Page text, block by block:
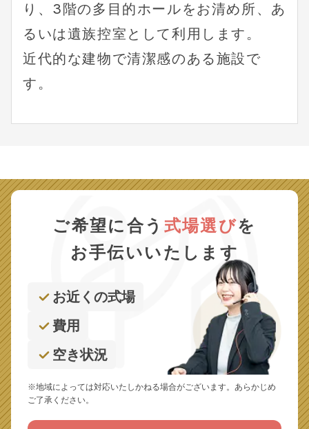
り、3階の多目的ホールをお清め所、あ
るいは遺族控室として利用します。
近代的な建物で清潔感のある施設で
す。
ご希望に合う 式場選びを
お手伝いいたします
お近くの式場
費用
空き状況
※地域によっては対応いたしかねる場合がございます。あらかじめ
ご了承ください。